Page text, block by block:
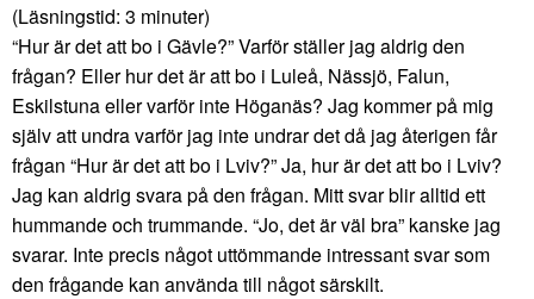
(Läsningstid: 3 minuter)
“Hur är det att bo i Gävle?” Varför ställer jag aldrig den
frågan? Eller hur det är att bo i Luleå, Nässjö, Falun,
Eskilstuna eller varför inte Höganäs? Jag kommer på mig
själv att undra varför jag inte undrar det då jag återigen får
frågan “Hur är det att bo i Lviv?” Ja, hur är det att bo i Lviv?
Jag kan aldrig svara på den frågan. Mitt svar blir alltid ett
hummande och trummande. “Jo, det är väl bra” kanske jag
svarar. Inte precis något uttömmande intressant svar som
den frågande kan använda till något särskilt.